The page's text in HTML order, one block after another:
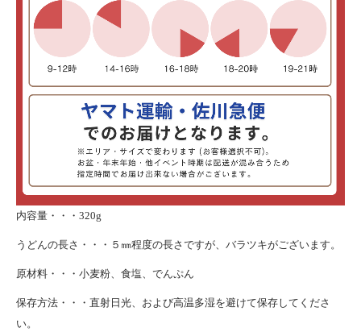
内容量・・・320g
うどんの長さ・・・５㎜程度の長さですが、バラツキがございます。
原材料・・・小麦粉、食塩、でんぷん
保存方法・・・直射日光、および高温多湿を避けて保存してくださ
い。